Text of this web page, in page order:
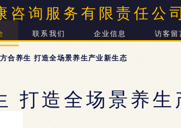
咨询服务有限责任公司
联系我们 企业信息 访客留
合养生 打造全场景养生产业新生态
打造全场景养生